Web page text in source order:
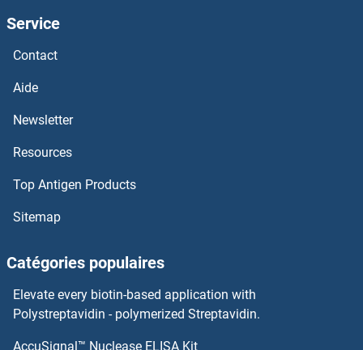
Service
Contact
Aide
Newsletter
Resources
Top Antigen Products
Sitemap
Catégories populaires
Elevate every biotin-based application with
Polystreptavidin - polymerized Streptavidin.
AccuSignal™ Nuclease ELISA Kit